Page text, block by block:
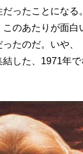
ったことにな
のあたりが面白
たのだ。いや、
した、1971年